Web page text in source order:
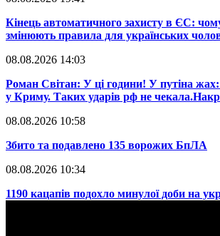
​Кінець автоматичного захисту в ЄС:
змінюють правила для українських
08.08.2026 14:03
​Роман Світан: У ці години! У путіна
у Криму. Таких ударів рф не
08.08.2026 10:58
​Збито та подавлено 135 ворожих БпЛА
08.08.2026 10:34
​1190 кацапів подохло минулої доби на